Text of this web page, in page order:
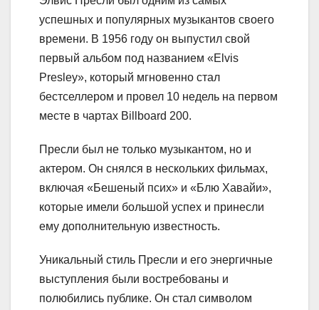
успешных и популярных музыкантов своего
времени. В 1956 году он выпустил свой
первый альбом под названием «Elvis
Presley», который мгновенно стал
бестселлером и провел 10 недель на первом
месте в чартах Billboard 200.
Пресли был не только музыкантом, но и
актером. Он снялся в нескольких фильмах,
включая «Бешеный псих» и «Блю Хавайи»,
которые имели большой успех и принесли
ему дополнительную известность.
Уникальный стиль Пресли и его энергичные
выступления были востребованы и
полюбились публике. Он стал символом